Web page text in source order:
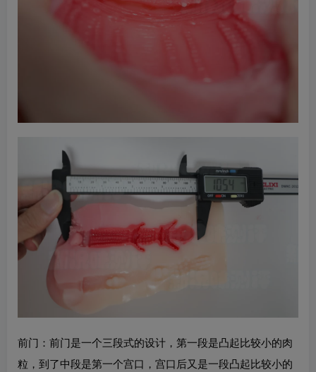
前门：前门是一个三段式的设计，第一段是凸起比较小的肉
粒，到了中段是第一个宫口，宫口后又是一段凸起比较小的